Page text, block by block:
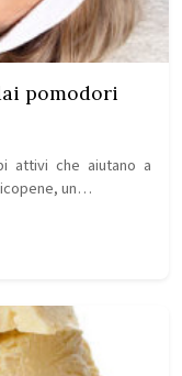
pomodori
attivi che aiutano a
un…